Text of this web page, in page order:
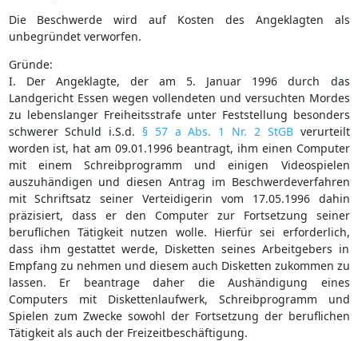
Die Beschwerde wird auf Kosten des Angeklagten als
unbegründet verworfen.
Gründe:
I. Der Angeklagte, der am 5. Januar 1996 durch das
Landgericht Essen wegen vollendeten und versuchten Mordes
zu lebenslanger Freiheitsstrafe unter Feststellung besonders
schwerer Schuld i.S.d. § 57 a Abs. 1 Nr. 2 StGBverurteilt
worden ist, hat am 09.01.1996 beantragt, ihm einen Computer
mit einem Schreibprogramm und einigen Videospielen
auszuhändigen und diesen Antrag im Beschwerdeverfahren
mit Schriftsatz seiner Verteidigerin vom 17.05.1996 dahin
präzisiert, dass er den Computer zur Fortsetzung seiner
beruflichen Tätigkeit nutzen wolle. Hierfür sei erforderlich,
dass ihm gestattet werde, Disketten seines Arbeitgebers in
Empfang zu nehmen und diesem auch Disketten zukommen zu
lassen. Er beantrage daher die Aushändigung eines
Computers mit Diskettenlaufwerk, Schreibprogramm und
Spielen zum Zwecke sowohl der Fortsetzung der beruflichen
Tätigkeit als auch der Freizeitbeschäftigung.